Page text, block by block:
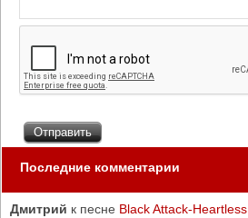
Последние комментарии
Дмитрий к песне Black Attack-Heartless